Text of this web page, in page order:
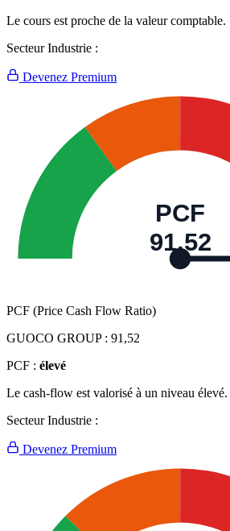
Le cours est proche de la valeur comptable.
Secteur Industrie :
Devenez Premium
PCF
91,52
PCF (Price Cash Flow Ratio)
GUOCO GROUP : 91,52
PCF : élevé
Le cash-flow est valorisé à un niveau élevé.
Secteur Industrie :
Devenez Premium